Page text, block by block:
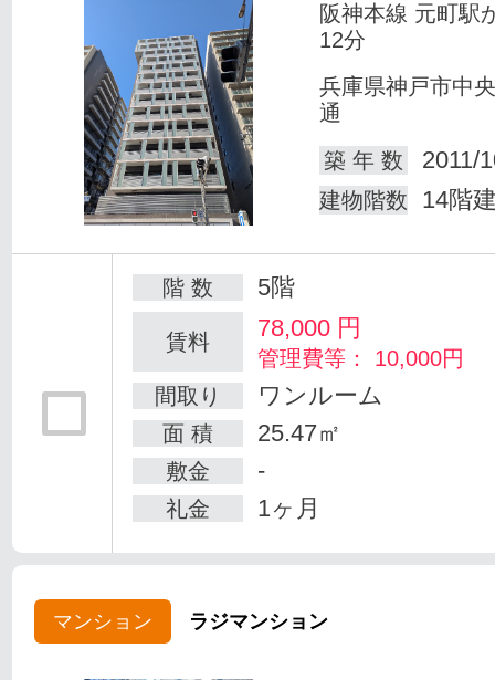
阪神本線 元町駅
12分
兵庫県神戸市中
通
築 年 数
2011/
建物階数 14階
階 数 5階
賃料 78,000 円
管理費等： 10,000円
間取り
ワンルーム
面 積 25.47㎡
敷金 -
礼金 1ヶ月
マンション ラジマンション